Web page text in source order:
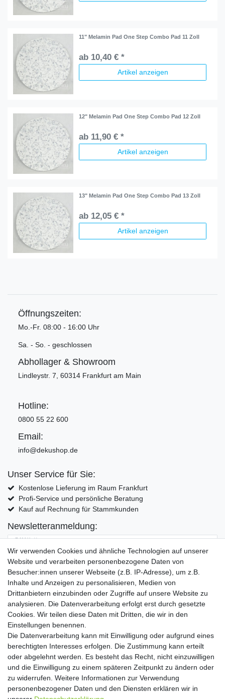
11" Melamin Pad One Step Combo Pad 11 Zoll
ab 10,40 € *
Artikel anzeigen
12" Melamin Pad One Step Combo Pad 12 Zoll
ab 11,90 € *
Artikel anzeigen
13" Melamin Pad One Step Combo Pad 13 Zoll
ab 12,05 € *
Artikel anzeigen
Öffnungszeiten:
Mo.-Fr. 08:00 - 16:00 Uhr
Sa. - So. - geschlossen
Abhollager & Showroom
Lindleystr. 7, 60314 Frankfurt am Main
Hotline:
0800 55 22 600
Email:
info@dekushop.de
Unser Service für Sie:
Kostenlose Lieferung im Raum Frankfurt
Profi-Service und persönliche Beratung
Kauf auf Rechnung für Stammkunden
Newsletteranmeldung:
E-MAIL **
Hiermit bestätige ich, dass ich die Daten­schutz­erklärung
Einwilligung kann ich jederzeit widerrufen.**
Abonnieren
** Hierbei handelt es sich um ein Pflichtfeld.
Widerrufs­recht Widerrufs­formular Impressum
Daten­schutz­erklärung AGB Kontakt
Wir verwenden Cookies und ähnliche Technologien auf unserer
Website und verarbeiten personenbezogene Daten von
Besucher:innen unserer Webseite (z.B. IP-Adresse), um z.B.
Inhalte und Anzeigen zu personalisieren, Medien von
Drittanbietern einzubinden oder Zugriffe auf unsere Website zu
analysieren. Die Datenverarbeitung erfolgt erst durch gesetzte
Cookies. Wir teilen diese Daten mit Dritten, die wir in den
Einstellungen benennen.
Die Datenverarbeitung kann mit Einwilligung oder aufgrund eines
berechtigten Interesses erfolgen. Die Zustimmung kann erteilt
oder abgelehnt werden. Es besteht das Recht, nicht einzuwilligen
und die Einwilligung zu einem späteren Zeitpunkt zu ändern oder
zu widerrufen. Weitere Informationen zur Verwendung
personenbezogener Daten und den Diensten erklären wir in